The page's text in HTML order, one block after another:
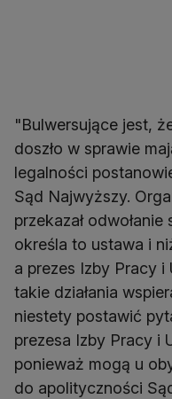
"Bulwersujące jest,
doszło w sprawie
legalności
Sąd Najwyższy.
przekazał
określa to ustawa i
a prezes Izby Pracy i
takie działania
niestety postawić
prezesa Izby Pracy i
ponieważ mogą u
do apolityczności